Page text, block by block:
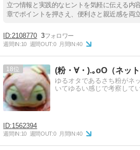
立つ情報と実践的なヒントを気軽に伝える内
章でポイントを押さえ、便利さと親近感を両
2108770 3
週間IN:10 週間OUT:0 月間IN:40
18 (粉・∀・).｡oO（ネッ
ゆるオタであるさち粉がネ
いてゆるい感じで考察してい
1562394
週間IN:10 週間OUT:0 月間IN:40